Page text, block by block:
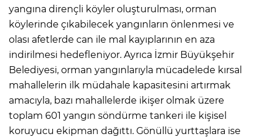
yangına dirençli köyler oluşturulması, orman
köylerinde çıkabilecek yangınların önlenmesi ve
olası afetlerde can ile mal kayıplarının en aza
indirilmesi hedefleniyor. Ayrıca İzmir Büyükşehir
Belediyesi, orman yangınlarıyla mücadelede kırsal
mahallelerin ilk müdahale kapasitesini artırmak
amacıyla, bazı mahallelerde ikişer olmak üzere
toplam 601 yangın söndürme tankeri ile kişisel
koruyucu ekipman dağıttı. Gönüllü yurttaşlara ise